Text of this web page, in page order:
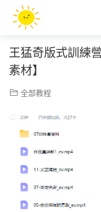
王猛奇版式訓練
素材】
全部教程